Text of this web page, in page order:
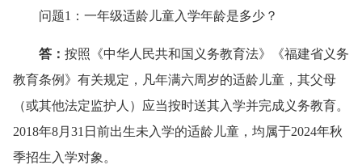
问题1：一年级适龄儿童入学年龄是多少？
答 ： 按照《中华人民共和国义务教育法》《福建省义务
教育条例》有关规定，凡年满六周岁的适龄儿童，其父母
（或其他法定监护人）应当按时送其入学并完成义务教育。
2018年8月31日前出生未入学的适龄儿童，均属于2024年秋
季招生入学对象。